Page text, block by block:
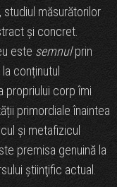
măsurătorilor
și concret.
este semnulprin
conținutul
propriului corp îmi
primordiale înaintea
și metafizicul
premisa genuină la
ştiinţific actual.